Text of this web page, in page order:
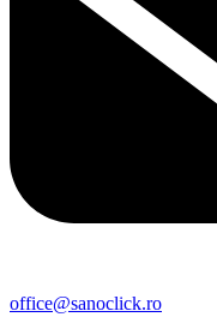
office@sanoclick.ro